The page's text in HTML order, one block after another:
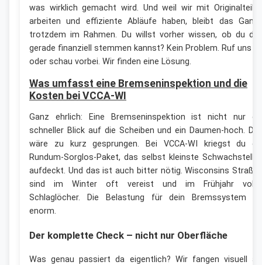
was wirklich gemacht wird. Und weil wir mit
arbeiten und effiziente Abläufe haben, bleibt das
trotzdem im Rahmen. Du willst vorher wissen, ob du
gerade finanziell stemmen kannst? Kein Problem. Ruf uns
oder schau vorbei. Wir finden eine Lösung.
Was umfasst eine Bremseninspektion und die
Kosten bei VCCA-WI
Ganz ehrlich: Eine Bremseninspektion ist nicht nur
schneller Blick auf die Scheiben und ein Daumen-hoch.
wäre zu kurz gesprungen. Bei VCCA-WI kriegst du
Rundum-Sorglos-Paket, das selbst kleinste
aufdeckt. Und das ist auch bitter nötig. Wisconsins
sind im Winter oft vereist und im Frühjahr
Schlaglöcher. Die Belastung für dein Bremssystem
enorm.
Der komplette Check – nicht nur Oberfläche
Was genau passiert da eigentlich? Wir fangen visuell